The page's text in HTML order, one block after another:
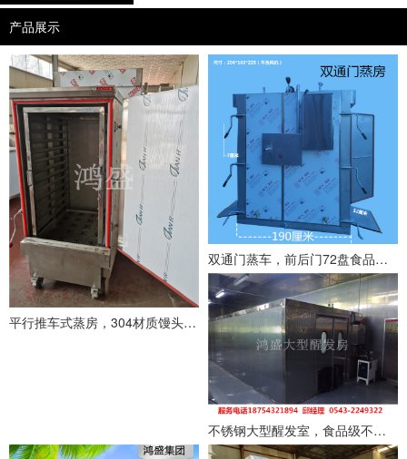
产品展示
平行推车式蒸房，304材质馒头蒸箱,推车式蒸房，单门30盘蒸汽蒸肉蒸房
双通门蒸车，前后门72盘食品蒸箱，压力食品蒸房，大型馒头蒸房
不锈钢大型醒发室，食品级不锈钢聚氨酯醒发房，面包醒发房，包子醒发室，馒头醒发房